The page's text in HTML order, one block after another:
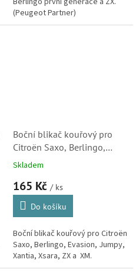
(Peugeot Partner)
Boční blikač kouřový pro
Citroën Saxo, Berlingo,
Evasion, Jumpy, Xantia,
632562)
Skladem
165 Kč / ks
Do košíku
Boční blikač kouřový pro Citroën
Saxo, Berlingo, Evasion, Jumpy,
Xantia, Xsara, ZX a XM.